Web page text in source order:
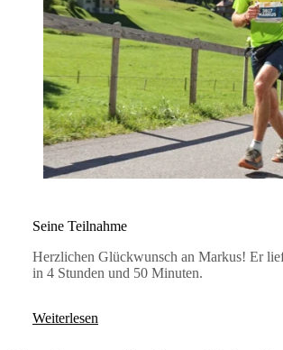
Seine Teilnahme
Herzlichen Glückwunsch an Markus! Er
in 4 Stunden und 50 Minuten.
Weiterlesen